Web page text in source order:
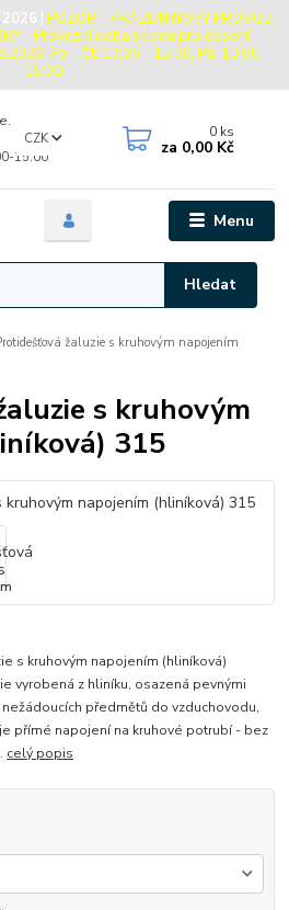
| POZOR - PRÁZDNINOVÝ PROVOZ
- Provozní doba skladu pro osobní
Po - Čt: 13:00 - 15:30, Pá: 13:00 -
15:00
Menu
CZK
Hledat
15:00
0 ks
za 0,00 Kč
žaluzie s kruhovým napojením
s kruhovým
315
s kruhovým napojením (hliníková)
vyrobená z hliníku, osazená pevnými
předmětů do vzduchovodu,
přímé napojení na kruhové potrubí - bez
celý popis